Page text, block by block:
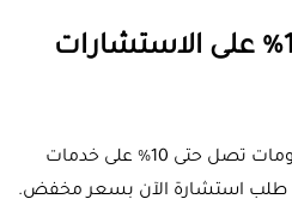
كود Fasrly بقيمة 10% على الاستشارات
انسخ كود Fasrly لتتمتع بخصومات تصل حتى 10% على خدمات
طلب استشارة الآن بسعر مخفض.